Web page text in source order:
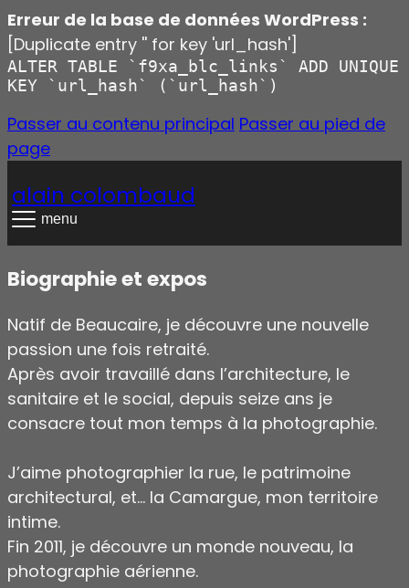
Erreur de la base de données WordPress :
[Duplicate entry '' for key 'url_hash']
ALTER TABLE `f9xa_blc_links` ADD UNIQUE
KEY `url_hash` (`url_hash`)
Passer au contenu principal Passer au pied de
page
alain colombaud
menu
Biographie et expos
Natif de Beaucaire, je découvre une nouvelle
passion une fois retraité.
Après avoir travaillé dans l’architecture, le
sanitaire et le social, depuis seize ans je
consacre tout mon temps à la photographie.
J’aime photographier la rue, le patrimoine
architectural, et… la Camargue, mon territoire
intime.
Fin 2011, je découvre un monde nouveau, la
photographie aérienne.